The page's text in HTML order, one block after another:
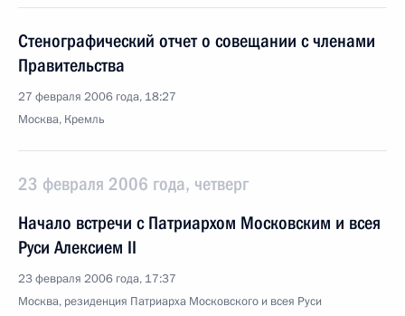
Стенографический отчет о совещании с членами
Правительства
27 февраля 2006 года, 18:27
Москва, Кремль
23 февраля 2006 года, четверг
Начало встречи с Патриархом Московским и всея
Руси Алексием II
23 февраля 2006 года, 17:37
Москва, резиденция Патриарха Московского и всея Руси